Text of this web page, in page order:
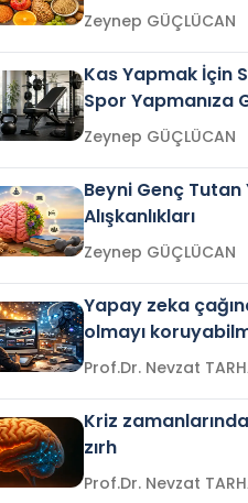
Zeynep GÜÇLÜCAN
Kas Yapmak İçin
Spor Yapmanıza
Zeynep GÜÇLÜCAN
Beyni Genç Tutan
Alışkanlıkları
Zeynep GÜÇLÜCAN
Yapay zeka
olmayı
Prof.Dr. Nevzat
Kriz
zırh
Prof.Dr. Nevzat